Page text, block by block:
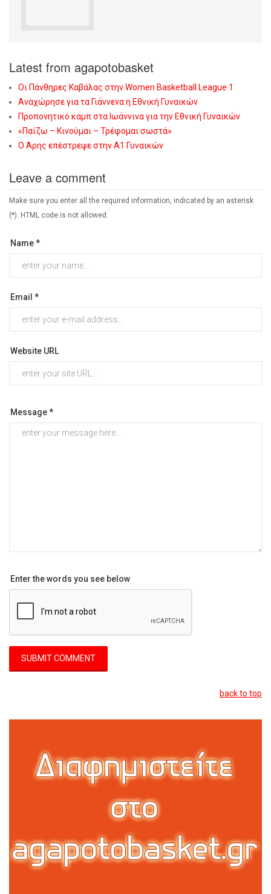
Latest from agapotobasket
Οι Πάνθηρες Καβάλας στην Women Basketball League 1
Αναχώρησε για τα Γιάννενα η Εθνική Γυναικών
Προπονητικό καμπ στα Ιωάννινα για την Εθνική Γυναικών
«Παίζω – Κινούμαι – Τρέφομαι σωστά»
Ο Άρης επέστρεψε στην Α1 Γυναικών
Leave a comment
Make sure you enter all the required information, indicated by an asterisk
(*). HTML code is not allowed.
Name *
Email *
Website URL
Message *
Enter the words you see below
back to top